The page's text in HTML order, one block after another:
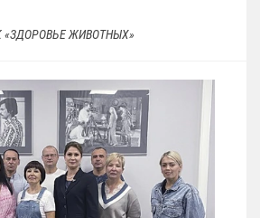
«ЗДОРОВЬЕ ЖИВОТНЫХ»